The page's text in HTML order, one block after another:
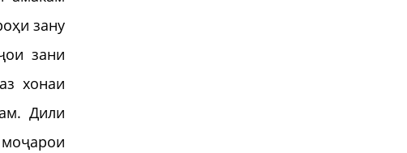
зану
зани
хонаи
Дили